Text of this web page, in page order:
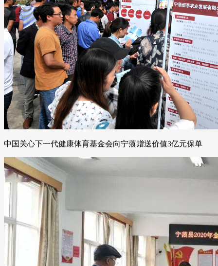
中国关心下一代健康体育基金会向宁蒗赠送价值3亿元保单